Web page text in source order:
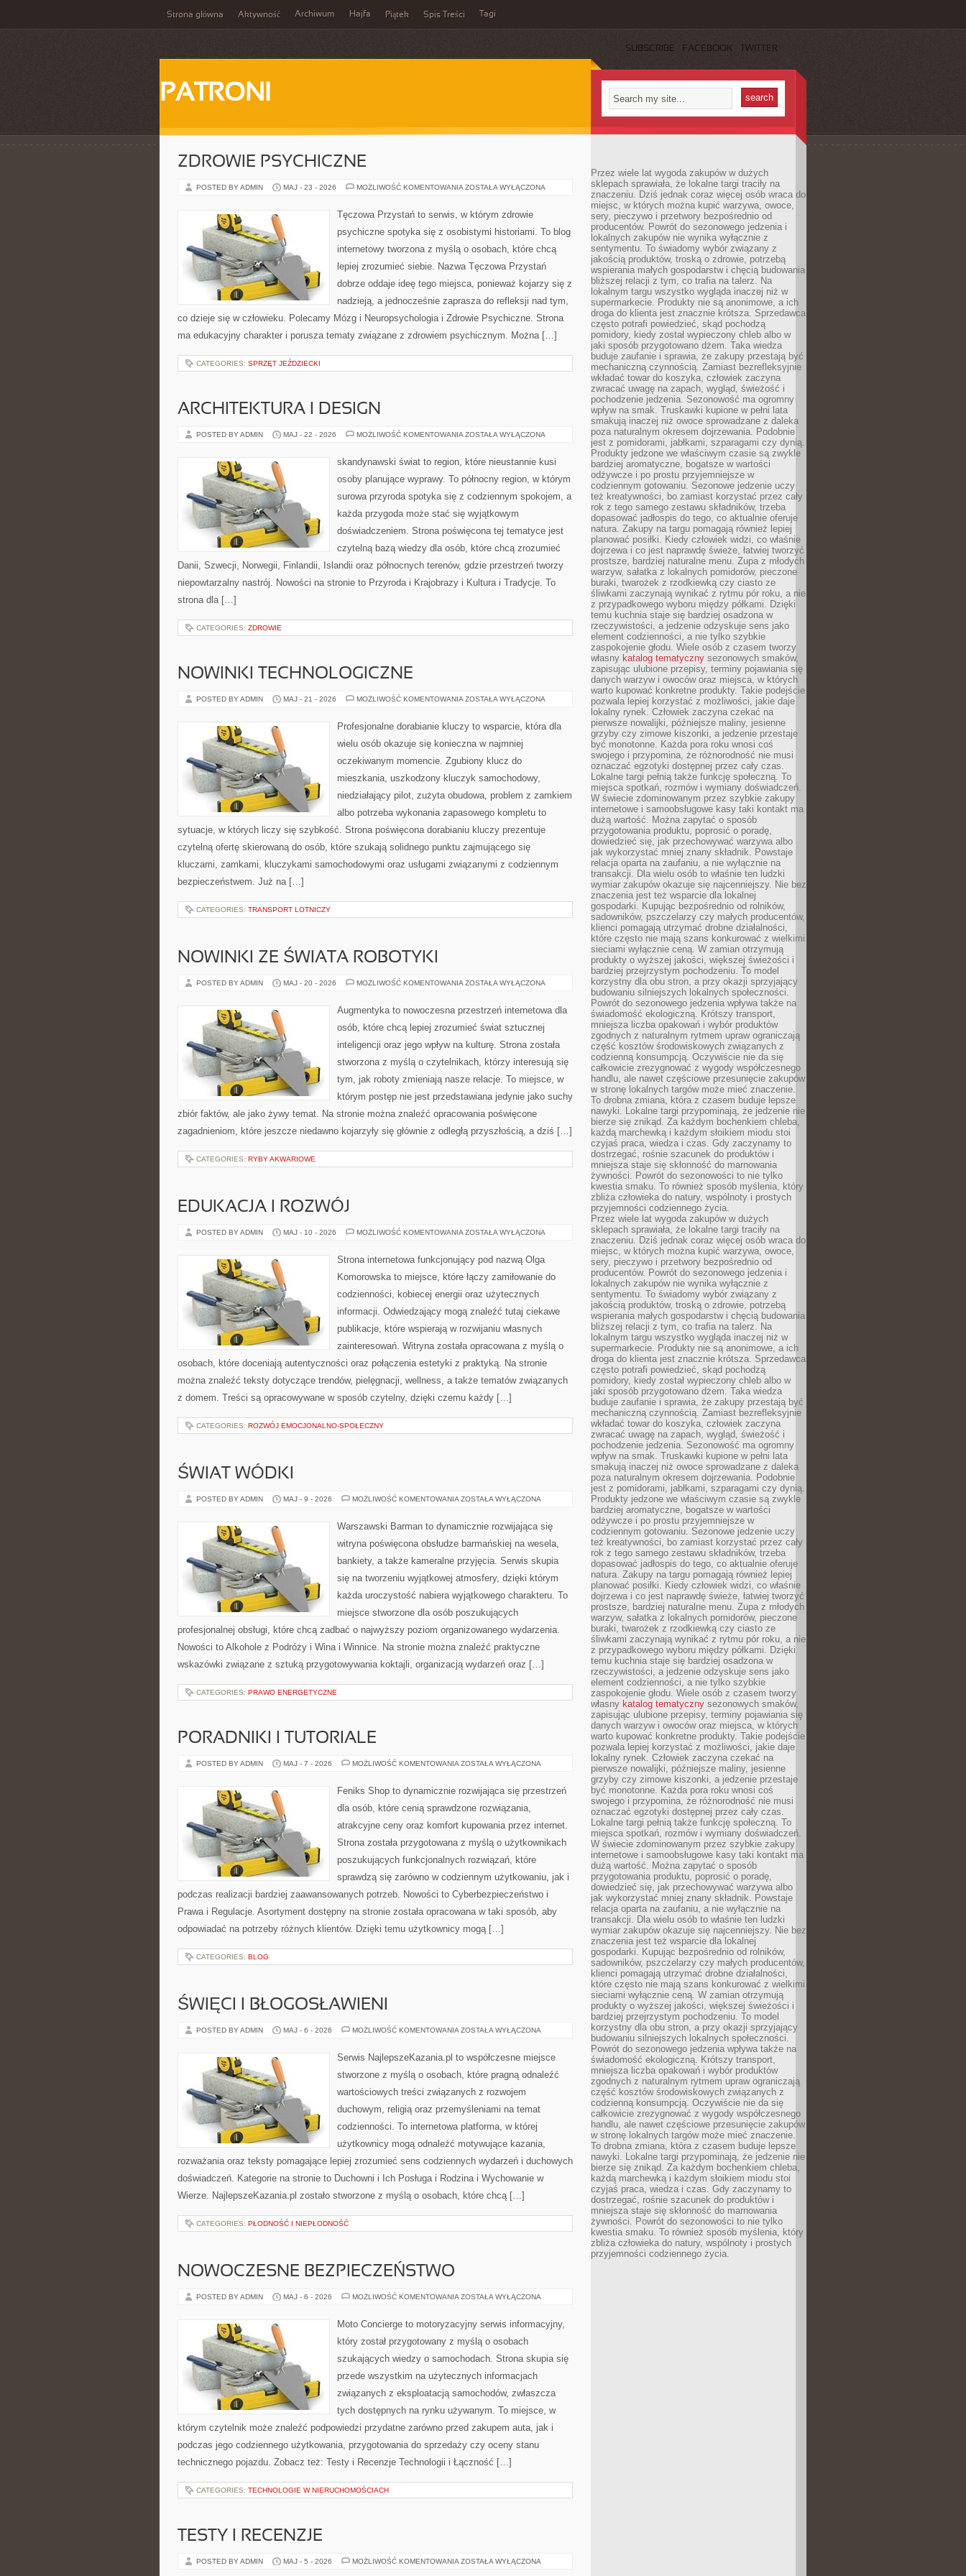
Strona główna Aktywność Archiwum Hajfa Piątek Spis Treści Tagi
SUBSCRIBE FACEBOOK TWITTER
PATRONI
ZDROWIE PSYCHICZNE
POSTED BY ADMIN MAJ - 23 - 2026 MOŻLIWOŚĆ KOMENTOWANIA ZDROWIE
ZOSTAŁA WYŁĄCZONA
Tęczowa Przystań to serwis, w którym zdrowie
psychiczne spotyka się z osobistymi historiami. To blog
internetowy tworzona z myślą o osobach, które chcą
lepiej zrozumieć siebie. Nazwa Tęczowa Przystań
dobrze oddaje ideę tego miejsca, ponieważ kojarzy się z
nadzieją, a jednocześnie zaprasza do refleksji nad tym,
co dzieje się w człowieku. Polecamy Mózg i Neuropsychologia i Zdrowie Psychiczne. Strona
ma edukacyjny charakter i porusza tematy związane z zdrowiem psychicznym. Można […]
CATEGORIES: SPRZĘT JEŹDZIECKI
ARCHITEKTURA I DESIGN
POSTED BY ADMIN MAJ - 22 - 2026 MOŻLIWOŚĆ KOMENTOWANIA ARCHITEKTURA
ZOSTAŁA WYŁĄCZONA
skandynawski świat to region, które nieustannie kusi
osoby planujące wyprawy. To północny region, w którym
surowa przyroda spotyka się z codziennym spokojem, a
każda przygoda może stać się wyjątkowym
doświadczeniem. Strona poświęcona tej tematyce jest
czytelną bazą wiedzy dla osób, które chcą zrozumieć
Danii, Szwecji, Norwegii, Finlandii, Islandii oraz północnych terenów, gdzie przestrzeń tworzy
niepowtarzalny nastrój. Nowości na stronie to Przyroda i Krajobrazy i Kultura i Tradycje. To
strona dla […]
CATEGORIES: ZDROWIE
NOWINKI TECHNOLOGICZNE
POSTED BY ADMIN MAJ - 21 - 2026 MOŻLIWOŚĆ KOMENTOWANIA NOWINKI
ZOSTAŁA WYŁĄCZONA
Profesjonalne dorabianie kluczy to wsparcie, która dla
wielu osób okazuje się konieczna w najmniej
oczekiwanym momencie. Zgubiony klucz do
mieszkania, uszkodzony kluczyk samochodowy,
niedziałający pilot, zużyta obudowa, problem z zamkiem
albo potrzeba wykonania zapasowego kompletu to
sytuacje, w których liczy się szybkość. Strona poświęcona dorabianiu kluczy prezentuje
czytelną ofertę skierowaną do osób, które szukają solidnego punktu zajmującego się
kluczami, zamkami, kluczykami samochodowymi oraz usługami związanymi z codziennym
bezpieczeństwem. Już na […]
CATEGORIES: TRANSPORT LOTNICZY
NOWINKI ZE ŚWIATA ROBOTYKI
POSTED BY ADMIN MAJ - 20 - 2026 MOŻLIWOŚĆ KOMENTOWANIA NOWINKI
ROBOTYKI
ZOSTAŁA WYŁĄCZONA
Augmentyka to nowoczesna przestrzeń internetowa dla
osób, które chcą lepiej zrozumieć świat sztucznej
inteligencji oraz jego wpływ na kulturę. Strona została
stworzona z myślą o czytelnikach, którzy interesują się
tym, jak roboty zmieniają nasze relacje. To miejsce, w
którym postęp nie jest przedstawiana jedynie jako suchy
zbiór faktów, ale jako żywy temat. Na stronie można znaleźć opracowania poświęcone
zagadnieniom, które jeszcze niedawno kojarzyły się głównie z odległą przyszłością, a dziś […]
CATEGORIES: RYBY AKWARIOWE
EDUKACJA I ROZWÓJ
POSTED BY ADMIN MAJ - 10 - 2026 MOŻLIWOŚĆ KOMENTOWANIA EDUKACJA
ZOSTAŁA WYŁĄCZONA
Strona internetowa funkcjonujący pod nazwą Olga
Komorowska to miejsce, które łączy zamiłowanie do
codzienności, kobiecej energii oraz użytecznych
informacji. Odwiedzający mogą znaleźć tutaj ciekawe
publikacje, które wspierają w rozwijaniu własnych
zainteresowań. Witryna została opracowana z myślą o
osobach, które doceniają autentyczności oraz połączenia estetyki z praktyką. Na stronie
można znaleźć teksty dotyczące trendów, pielęgnacji, wellness, a także tematów związanych
z domem. Treści są opracowywane w sposób czytelny, dzięki czemu każdy […]
CATEGORIES: ROZWÓJ EMOCJONALNO-SPOŁECZNY
ŚWIAT WÓDKI
POSTED BY ADMIN MAJ - 9 - 2026 MOŻLIWOŚĆ KOMENTOWANIA ŚWIAT
ZOSTAŁA WYŁĄCZONA
Warszawski Barman to dynamicznie rozwijająca się
witryna poświęcona obsłudze barmańskiej na wesela,
bankiety, a także kameralne przyjęcia. Serwis skupia
się na tworzeniu wyjątkowej atmosfery, dzięki którym
każda uroczystość nabiera wyjątkowego charakteru. To
miejsce stworzone dla osób poszukujących
profesjonalnej obsługi, które chcą zadbać o najwyższy poziom organizowanego wydarzenia.
Nowości to Alkohole z Podróży i Wina i Winnice. Na stronie można znaleźć praktyczne
wskazówki związane z sztuką przygotowywania koktajli, organizacją wydarzeń oraz […]
CATEGORIES: PRAWO ENERGETYCZNE
PORADNIKI I TUTORIALE
POSTED BY ADMIN MAJ - 7 - 2026 MOŻLIWOŚĆ KOMENTOWANIA PORADNIKI
ZOSTAŁA WYŁĄCZONA
Feniks Shop to dynamicznie rozwijająca się przestrzeń
dla osób, które cenią sprawdzone rozwiązania,
atrakcyjne ceny oraz komfort kupowania przez internet.
Strona została przygotowana z myślą o użytkownikach
poszukujących funkcjonalnych rozwiązań, które
sprawdzą się zarówno w codziennym użytkowaniu, jak i
podczas realizacji bardziej zaawansowanych potrzeb. Nowości to Cyberbezpieczeństwo i
Prawa i Regulacje. Asortyment dostępny na stronie została opracowana w taki sposób, aby
odpowiadać na potrzeby różnych klientów. Dzięki temu użytkownicy mogą […]
CATEGORIES: BLOG
ŚWIĘCI I BŁOGOSŁAWIENI
POSTED BY ADMIN MAJ - 6 - 2026 MOŻLIWOŚĆ KOMENTOWANIA ŚWIĘCI
ZOSTAŁA WYŁĄCZONA
Serwis NajlepszeKazania.pl to współczesne miejsce
stworzone z myślą o osobach, które pragną odnaleźć
wartościowych treści związanych z rozwojem
duchowym, religią oraz przemyśleniami na temat
codzienności. To internetowa platforma, w której
użytkownicy mogą odnaleźć motywujące kazania,
rozważania oraz teksty pomagające lepiej zrozumieć sens codziennych wydarzeń i duchowych
doświadczeń. Kategorie na stronie to Duchowni i Ich Posługa i Rodzina i Wychowanie w
Wierze. NajlepszeKazania.pl zostało stworzone z myślą o osobach, które chcą […]
CATEGORIES: PŁODNOŚĆ I NIEPŁODNOŚĆ
NOWOCZESNE BEZPIECZEŃSTWO
POSTED BY ADMIN MAJ - 6 - 2026 MOŻLIWOŚĆ KOMENTOWANIA NOWOCZESNE
ZOSTAŁA WYŁĄCZONA
Moto Concierge to motoryzacyjny serwis informacyjny,
który został przygotowany z myślą o osobach
szukających wiedzy o samochodach. Strona skupia się
przede wszystkim na użytecznych informacjach
związanych z eksploatacją samochodów, zwłaszcza
tych dostępnych na rynku używanym. To miejsce, w
którym czytelnik może znaleźć podpowiedzi przydatne zarówno przed zakupem auta, jak i
podczas jego codziennego użytkowania, przygotowania do sprzedaży czy oceny stanu
technicznego pojazdu. Zobacz też: Testy i Recenzje Technologii i Łączność […]
CATEGORIES: TECHNOLOGIE W NIERUCHOMOŚCIACH
TESTY I RECENZJE
POSTED BY ADMIN MAJ - 5 - 2026 MOŻLIWOŚĆ KOMENTOWANIA TESTY
ZOSTAŁA WYŁĄCZONA
Przez wiele lat wygoda zakupów w dużych
sklepach sprawiała, że lokalne targi traciły na
znaczeniu. Dziś jednak coraz więcej osób wraca do
miejsc, w których można kupić warzywa, owoce,
sery, pieczywo i przetwory bezpośrednio od
producentów. Powrót do sezonowego jedzenia i
lokalnych zakupów nie wynika wyłącznie z
sentymentu. To świadomy wybór związany z
jakością produktów, troską o zdrowie, potrzebą
wspierania małych gospodarstw i chęcią budowania
bliższej relacji z tym, co trafia na talerz. Na
lokalnym targu wszystko wygląda inaczej niż w
supermarkecie. Produkty nie są anonimowe, a ich
droga do klienta jest znacznie krótsza. Sprzedawca
często potrafi powiedzieć, skąd pochodzą
pomidory, kiedy został wypieczony chleb albo w
jaki sposób przygotowano dżem. Taka wiedza
buduje zaufanie i sprawia, że zakupy przestają być
mechaniczną czynnością. Zamiast bezrefleksyjnie
wkładać towar do koszyka, człowiek zaczyna
zwracać uwagę na zapach, wygląd, świeżość i
pochodzenie jedzenia. Sezonowość ma ogromny
wpływ na smak. Truskawki kupione w pełni lata
smakują inaczej niż owoce sprowadzane z daleka
poza naturalnym okresem dojrzewania. Podobnie
jest z pomidorami, jabłkami, szparagami czy dynią.
Produkty jedzone we właściwym czasie są zwykle
bardziej aromatyczne, bogatsze w wartości
odżywcze i po prostu przyjemniejsze w
codziennym gotowaniu. Sezonowe jedzenie uczy
też kreatywności, bo zamiast korzystać przez cały
rok z tego samego zestawu składników, trzeba
dopasować jadłospis do tego, co aktualnie oferuje
natura. Zakupy na targu pomagają również lepiej
planować posiłki. Kiedy człowiek widzi, co właśnie
dojrzewa i co jest naprawdę świeże, łatwiej tworzyć
prostsze, bardziej naturalne menu. Zupa z młodych
warzyw, sałatka z lokalnych pomidorów, pieczone
buraki, twarożek z rzodkiewką czy ciasto ze
śliwkami zaczynają wynikać z rytmu pór roku, a nie
z przypadkowego wyboru między półkami. Dzięki
temu kuchnia staje się bardziej osadzona w
rzeczywistości, a jedzenie odzyskuje sens jako
element codzienności, a nie tylko szybkie
zaspokojenie głodu. Wiele osób z czasem tworzy
własny katalog tematyczny sezonowych smaków,
zapisując ulubione przepisy, terminy pojawiania się
danych warzyw i owoców oraz miejsca, w których
warto kupować konkretne produkty. Takie podejście
pozwala lepiej korzystać z możliwości, jakie daje
lokalny rynek. Człowiek zaczyna czekać na
pierwsze nowalijki, późniejsze maliny, jesienne
grzyby czy zimowe kiszonki, a jedzenie przestaje
być monotonne. Każda pora roku wnosi coś
swojego i przypomina, że różnorodność nie musi
oznaczać egzotyki dostępnej przez cały czas.
Lokalne targi pełnią także funkcję społeczną. To
miejsca spotkań, rozmów i wymiany doświadczeń.
W świecie zdominowanym przez szybkie zakupy
internetowe i samoobsługowe kasy taki kontakt ma
dużą wartość. Można zapytać o sposób
przygotowania produktu, poprosić o poradę,
dowiedzieć się, jak przechowywać warzywa albo
jak wykorzystać mniej znany składnik. Powstaje
relacja oparta na zaufaniu, a nie wyłącznie na
transakcji. Dla wielu osób to właśnie ten ludzki
wymiar zakupów okazuje się najcenniejszy. Nie bez
znaczenia jest też wsparcie dla lokalnej
gospodarki. Kupując bezpośrednio od rolników,
sadowników, pszczelarzy czy małych producentów,
klienci pomagają utrzymać drobne działalności,
które często nie mają szans konkurować z wielkimi
sieciami wyłącznie ceną. W zamian otrzymują
produkty o wyższej jakości, większej świeżości i
bardziej przejrzystym pochodzeniu. To model
korzystny dla obu stron, a przy okazji sprzyjający
budowaniu silniejszych lokalnych społeczności.
Powrót do sezonowego jedzenia wpływa także na
świadomość ekologiczną. Krótszy transport,
mniejsza liczba opakowań i wybór produktów
zgodnych z naturalnym rytmem upraw ograniczają
część kosztów środowiskowych związanych z
codzienną konsumpcją. Oczywiście nie da się
całkowicie zrezygnować z wygody współczesnego
handlu, ale nawet częściowe przesunięcie zakupów
w stronę lokalnych targów może mieć znaczenie.
To drobna zmiana, która z czasem buduje lepsze
nawyki. Lokalne targi przypominają, że jedzenie nie
bierze się znikąd. Za każdym bochenkiem chleba,
każdą marchewką i każdym słoikiem miodu stoi
czyjaś praca, wiedza i czas. Gdy zaczynamy to
dostrzegać, rośnie szacunek do produktów i
mniejsza staje się skłonność do marnowania
żywności. Powrót do sezonowości to nie tylko
kwestia smaku. To również sposób myślenia, który
zbliża człowieka do natury, wspólnoty i prostych
przyjemności codziennego życia.
Przez wiele lat wygoda zakupów w dużych
sklepach sprawiała, że lokalne targi traciły na
znaczeniu. Dziś jednak coraz więcej osób wraca do
miejsc, w których można kupić warzywa, owoce,
sery, pieczywo i przetwory bezpośrednio od
producentów. Powrót do sezonowego jedzenia i
lokalnych zakupów nie wynika wyłącznie z
sentymentu. To świadomy wybór związany z
jakością produktów, troską o zdrowie, potrzebą
wspierania małych gospodarstw i chęcią budowania
bliższej relacji z tym, co trafia na talerz. Na
lokalnym targu wszystko wygląda inaczej niż w
supermarkecie. Produkty nie są anonimowe, a ich
droga do klienta jest znacznie krótsza. Sprzedawca
często potrafi powiedzieć, skąd pochodzą
pomidory, kiedy został wypieczony chleb albo w
jaki sposób przygotowano dżem. Taka wiedza
buduje zaufanie i sprawia, że zakupy przestają być
mechaniczną czynnością. Zamiast bezrefleksyjnie
wkładać towar do koszyka, człowiek zaczyna
zwracać uwagę na zapach, wygląd, świeżość i
pochodzenie jedzenia. Sezonowość ma ogromny
wpływ na smak. Truskawki kupione w pełni lata
smakują inaczej niż owoce sprowadzane z daleka
poza naturalnym okresem dojrzewania. Podobnie
jest z pomidorami, jabłkami, szparagami czy dynią.
Produkty jedzone we właściwym czasie są zwykle
bardziej aromatyczne, bogatsze w wartości
odżywcze i po prostu przyjemniejsze w
codziennym gotowaniu. Sezonowe jedzenie uczy
też kreatywności, bo zamiast korzystać przez cały
rok z tego samego zestawu składników, trzeba
dopasować jadłospis do tego, co aktualnie oferuje
natura. Zakupy na targu pomagają również lepiej
planować posiłki. Kiedy człowiek widzi, co właśnie
dojrzewa i co jest naprawdę świeże, łatwiej tworzyć
prostsze, bardziej naturalne menu. Zupa z młodych
warzyw, sałatka z lokalnych pomidorów, pieczone
buraki, twarożek z rzodkiewką czy ciasto ze
śliwkami zaczynają wynikać z rytmu pór roku, a nie
z przypadkowego wyboru między półkami. Dzięki
temu kuchnia staje się bardziej osadzona w
rzeczywistości, a jedzenie odzyskuje sens jako
element codzienności, a nie tylko szybkie
zaspokojenie głodu. Wiele osób z czasem tworzy
własny katalog tematyczny sezonowych smaków,
zapisując ulubione przepisy, terminy pojawiania się
danych warzyw i owoców oraz miejsca, w których
warto kupować konkretne produkty. Takie podejście
pozwala lepiej korzystać z możliwości, jakie daje
lokalny rynek. Człowiek zaczyna czekać na
pierwsze nowalijki, późniejsze maliny, jesienne
grzyby czy zimowe kiszonki, a jedzenie przestaje
być monotonne. Każda pora roku wnosi coś
swojego i przypomina, że różnorodność nie musi
oznaczać egzotyki dostępnej przez cały czas.
Lokalne targi pełnią także funkcję społeczną. To
miejsca spotkań, rozmów i wymiany doświadczeń.
W świecie zdominowanym przez szybkie zakupy
internetowe i samoobsługowe kasy taki kontakt ma
dużą wartość. Można zapytać o sposób
przygotowania produktu, poprosić o poradę,
dowiedzieć się, jak przechowywać warzywa albo
jak wykorzystać mniej znany składnik. Powstaje
relacja oparta na zaufaniu, a nie wyłącznie na
transakcji. Dla wielu osób to właśnie ten ludzki
wymiar zakupów okazuje się najcenniejszy. Nie bez
znaczenia jest też wsparcie dla lokalnej
gospodarki. Kupując bezpośrednio od rolników,
sadowników, pszczelarzy czy małych producentów,
klienci pomagają utrzymać drobne działalności,
które często nie mają szans konkurować z wielkimi
sieciami wyłącznie ceną. W zamian otrzymują
produkty o wyższej jakości, większej świeżości i
bardziej przejrzystym pochodzeniu. To model
korzystny dla obu stron, a przy okazji sprzyjający
budowaniu silniejszych lokalnych społeczności.
Powrót do sezonowego jedzenia wpływa także na
świadomość ekologiczną. Krótszy transport,
mniejsza liczba opakowań i wybór produktów
zgodnych z naturalnym rytmem upraw ograniczają
część kosztów środowiskowych związanych z
codzienną konsumpcją. Oczywiście nie da się
całkowicie zrezygnować z wygody współczesnego
handlu, ale nawet częściowe przesunięcie zakupów
w stronę lokalnych targów może mieć znaczenie.
To drobna zmiana, która z czasem buduje lepsze
nawyki. Lokalne targi przypominają, że jedzenie nie
bierze się znikąd. Za każdym bochenkiem chleba,
każdą marchewką i każdym słoikiem miodu stoi
czyjaś praca, wiedza i czas. Gdy zaczynamy to
dostrzegać, rośnie szacunek do produktów i
mniejsza staje się skłonność do marnowania
żywności. Powrót do sezonowości to nie tylko
kwestia smaku. To również sposób myślenia, który
zbliża człowieka do natury, wspólnoty i prostych
przyjemności codziennego życia.